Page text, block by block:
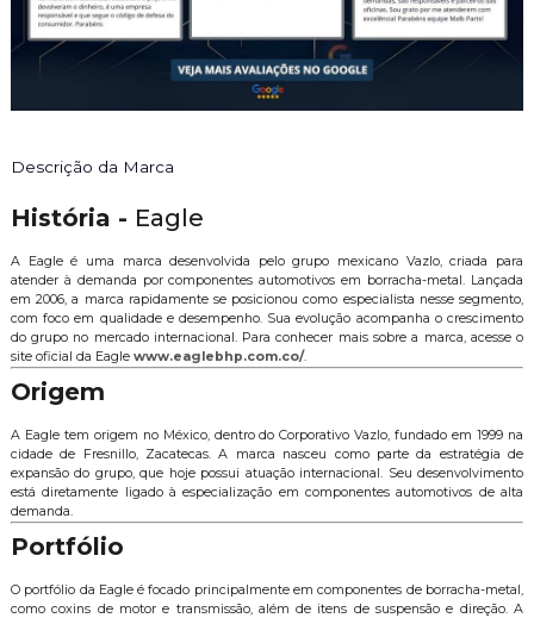
Descrição da Marca
História - Eagle
A Eagle é uma marca desenvolvida pelo grupo mexicano Vazlo, criada para
atender à demanda por componentes automotivos em borracha-metal. Lançada
em 2006, a marca rapidamente se posicionou como especialista nesse segmento,
com foco em qualidade e desempenho. Sua evolução acompanha o crescimento
do grupo no mercado internacional. Para conhecer mais sobre a marca, acesse o
site oficial da Eagle www.eaglebhp.com.co/.
Origem
A Eagle tem origem no México, dentro do Corporativo Vazlo, fundado em 1999 na
cidade de Fresnillo, Zacatecas. A marca nasceu como parte da estratégia de
expansão do grupo, que hoje possui atuação internacional. Seu desenvolvimento
está diretamente ligado à especialização em componentes automotivos de alta
demanda.
Portfólio
O portfólio da Eagle é focado principalmente em componentes de borracha-metal,
como coxins de motor e transmissão, além de itens de suspensão e direção. A